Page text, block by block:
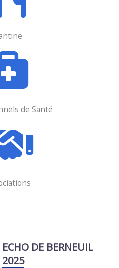
de Santé
ECHO DE BERNEUIL
2025